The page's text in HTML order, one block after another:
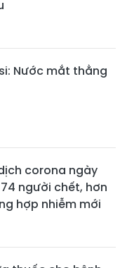
Nước mắt thằng
corona ngày
người chết, hơn
hợp nhiễm mới